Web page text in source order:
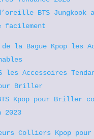
BTS Jungkook
facilement
de la Bague Kpop les
les Accessoires
Briller
Kpop pour Briller
2023
Colliers Kpop pour